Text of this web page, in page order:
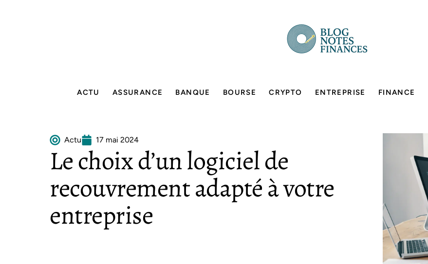
ACTU ASSURANCE BANQUE BOURSE CRYPTO ENTREPRISE FINANCE
Actu 17 mai 2024
Le choix d’un logiciel de
recouvrement adapté à votre
entreprise